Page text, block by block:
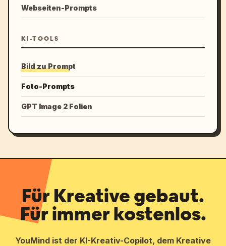
Webseiten-Prompts
KI-TOOLS
Bild zu Prompt
Foto-Prompts
GPT Image 2 Folien
Für Kreative gebaut.
Für immer kostenlos.
YouMind ist der KI-Kreativ-Copilot, dem Kreative